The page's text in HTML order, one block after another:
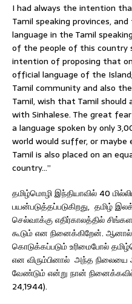
I had always the intention
Tamil speaking provinces,
language in the Tamil
of the people of this country
intention of proposing that
official language of the
Tamil community and also
Tamil, wish that Tamil should
with Sinhalese. The great
a language spoken by only
world would suffer, or
Tamil is also placed on an
country…”
தமிழ்மொழி இந்தியாவில் 40
பயன்படுத்தப்படுகிறது, தமிழ்
செல்வாக்கு எதிர்காலத்தில்
கூடும் என நினைக்கிறேன்.
கொடுக்கப்படும் உரிமைபோல்
என விரும்பினால் அந்த
வேண்டும் என்று நான்
24,1944).